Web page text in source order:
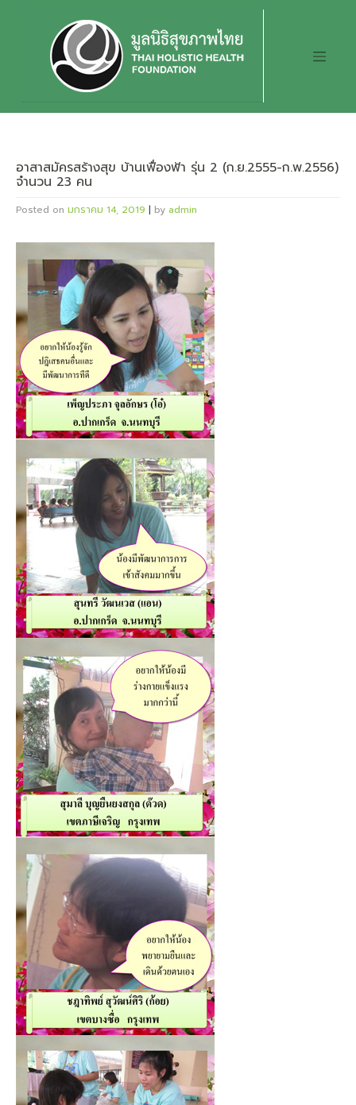
อาสาสมัครสร้างสุข บ้านเฟื่องฟ้า รุ่น 2 (ก.ย.2555-ก.พ.2556)
จำนวน 23 คน
Posted on มกราคม 14, 2019 | by admin